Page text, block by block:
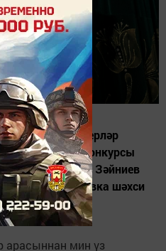
һәм яшүсмерләр
драматургия конкурсы
Илгиз Зәйниев
Аяз Батталовка шәхси
арасыннан мин үз